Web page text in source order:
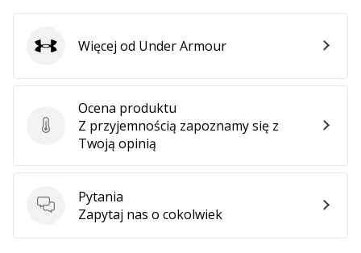
Ocena produktu
Ocena produktu
Z przyjemnością zapoznamy się z
Twoją opinią
Pytania
Pytania
Zapytaj nas o cokolwiek
Under Armour
Więcej od Under Armour